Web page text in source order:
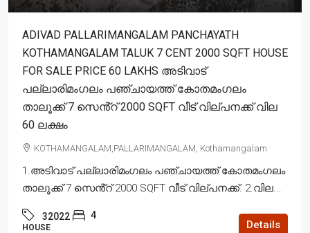
ADIVAD PALLARIMANGALAM PANCHAYATH
KOTHAMANGALAM TALUK 7 CENT 2000 SQFT HOUSE
FOR SALE PRICE 60 LAKHS അടിവാട്
പല്ലാരിമംഗലം പഞ്ചായത്ത് കോതമംഗലം
താലൂക്ക് 7 സെൻ്റ് 2000 SQFT വീട് വില്പനക്ക് വില
60 ലക്ഷം
KOTHAMANGALAM,PALLARIMANGALAM, Kothamangalam
1.അടിവാട് പല്ലാരിമംഗലം പഞ്ചായത്ത് കോതമംഗലം
താലൂക്ക് 7 സെൻ്റ് 2000 SQFT വീട് വില്പനക്ക്. 2.വില...
32022 4
HOUSE Details